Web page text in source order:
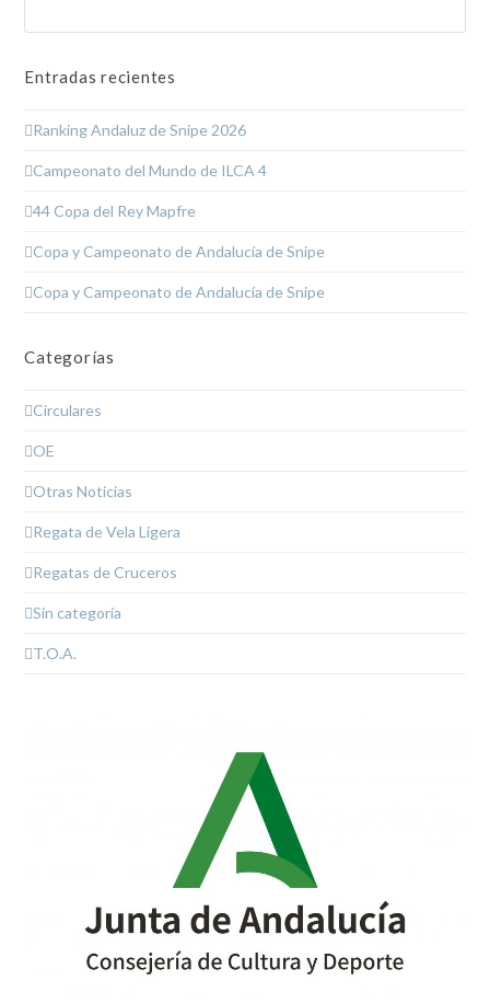
Entradas recientes
Ranking Andaluz de Snipe 2026
Campeonato del Mundo de ILCA 4
44 Copa del Rey Mapfre
Copa y Campeonato de Andalucía de Snipe
Copa y Campeonato de Andalucía de Snipe
Categorías
Circulares
OE
Otras Noticias
Regata de Vela Ligera
Regatas de Cruceros
Sin categoría
T.O.A.